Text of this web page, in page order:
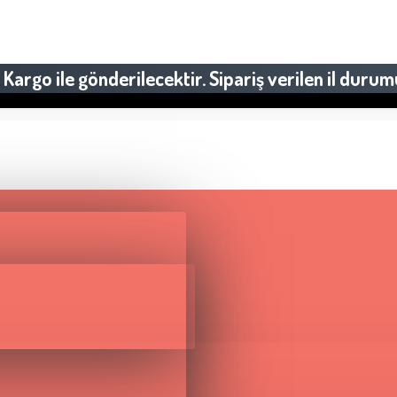
ile gönderilecektir. Sipariş verilen il